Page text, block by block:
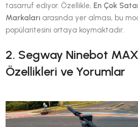
tasarruf ediyor. Özellikle, En Çok
Markaları arasında yer alması, bu
popülaritesini ortaya koymaktadır.
2. Segway Ninebot
Özellikleri ve Yorumlar